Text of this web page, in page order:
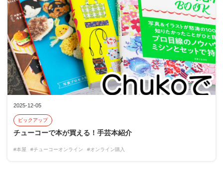
2025-12-05
ピックアップ
チューコーで本が買える！手芸本紹介
#本屋 #チューコーオンライン #オンライン購入